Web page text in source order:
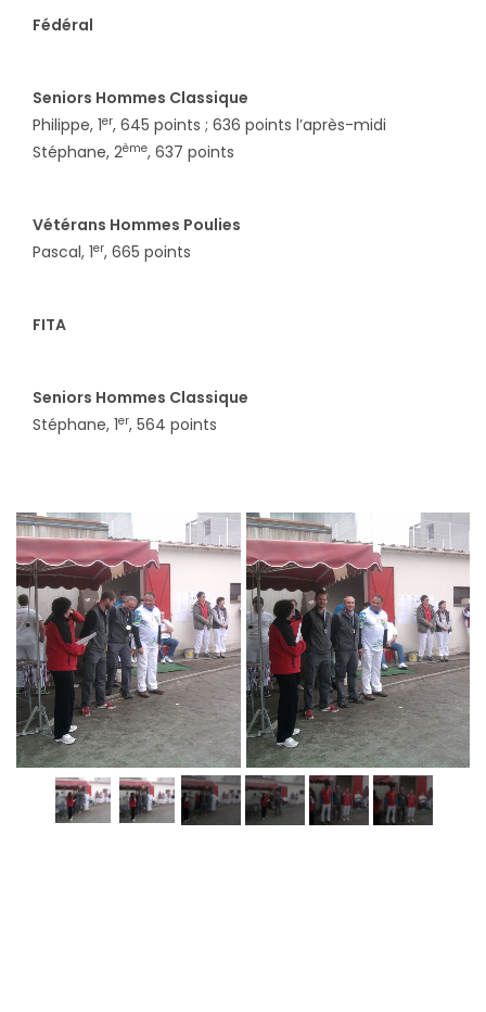
Fédéral
Seniors Hommes Classique
Philippe, 1er, 645 points ; 636 points l’après-midi
Stéphane, 2ème, 637 points
Vétérans Hommes Poulies
Pascal, 1er, 665 points
FITA
Seniors Hommes Classique
Stéphane, 1er, 564 points